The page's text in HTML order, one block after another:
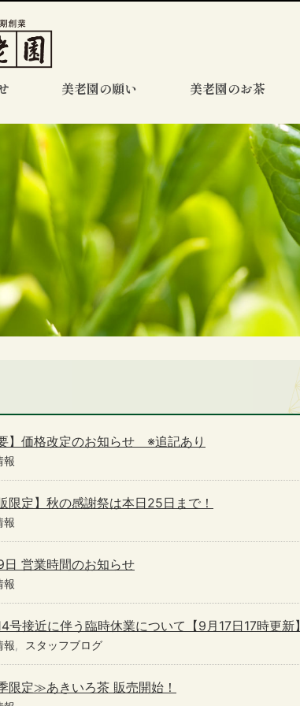
美老園の願い 美老園のお茶
要】価格改定のお知らせ ※追記あり
報
限定】秋の感謝祭は本日25日まで！
報
日 営業時間のお知らせ
報
号接近に伴う臨時休業について【9月17日17時更新】
報 スタッフブログ
限定≫あきいろ茶 販売開始！